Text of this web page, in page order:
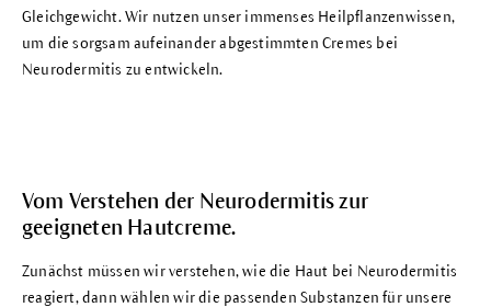
Gleichgewicht. Wir nutzen unser immenses Heilpflanzenwissen,
um die sorgsam aufeinander abgestimmten Cremes bei
Neurodermitis zu entwickeln.
Vom Verstehen der Neurodermitis zur
geeigneten Hautcreme.
Zunächst müssen wir verstehen, wie die Haut bei Neurodermitis
reagiert, dann wählen wir die passenden Substanzen für unsere